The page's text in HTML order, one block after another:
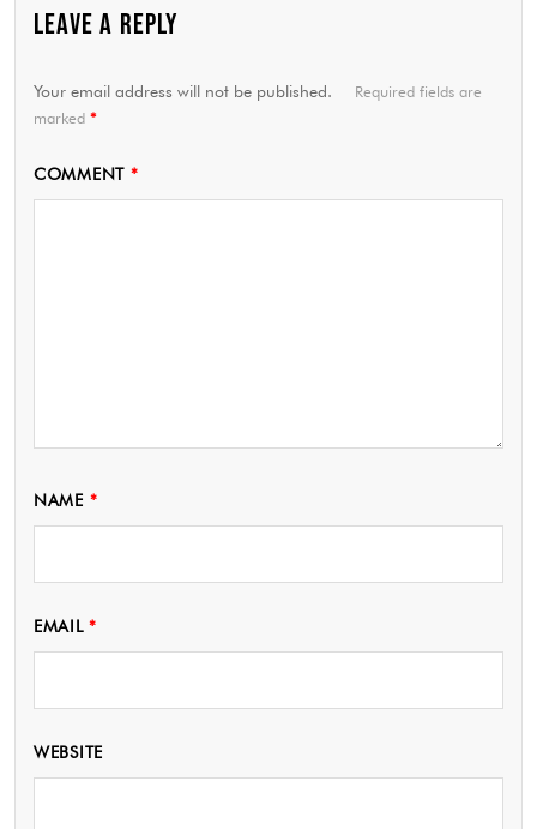
LEAVE A REPLY
Your email address will not be published.
Required fields are
marked *
COMMENT *
NAME *
EMAIL*
WEBSITE